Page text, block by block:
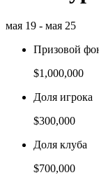
мая 19 - мая 25
Призовой
$1,000,000
Доля игрока
$300,000
Доля клуба
$700,000